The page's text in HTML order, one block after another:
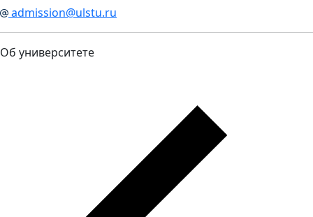
admission@ulstu.ru
Об университете